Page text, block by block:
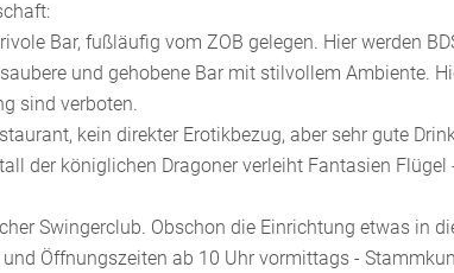
Bar, fußläufig vom ZOB gelegen. Hier werden
und gehobene Bar mit stilvollem Ambiente.
sind verboten.
kein direkter Erotikbezug, aber sehr gute
der königlichen Dragoner verleiht Fantasien
Swingerclub. Obschon die Einrichtung etwas in
Öffnungszeiten ab 10 Uhr vormittags -